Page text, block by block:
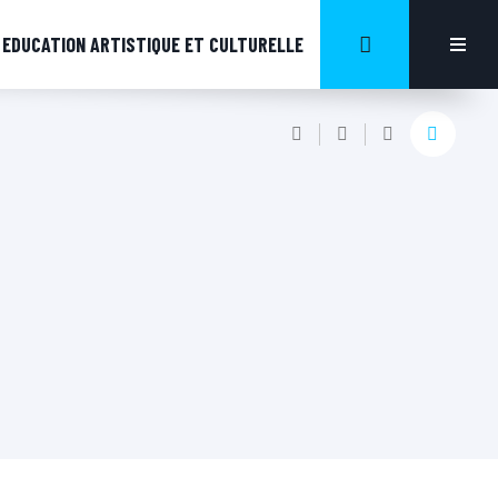
EDUCATION ARTISTIQUE ET CULTURELLE